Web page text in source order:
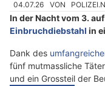
ä
h
l
n
S
04.07.26 VON
In der Nacht vom 3.
Einbruchdiebstahl in
Dank des
fünf mutmassliche
und ein Grossteil der